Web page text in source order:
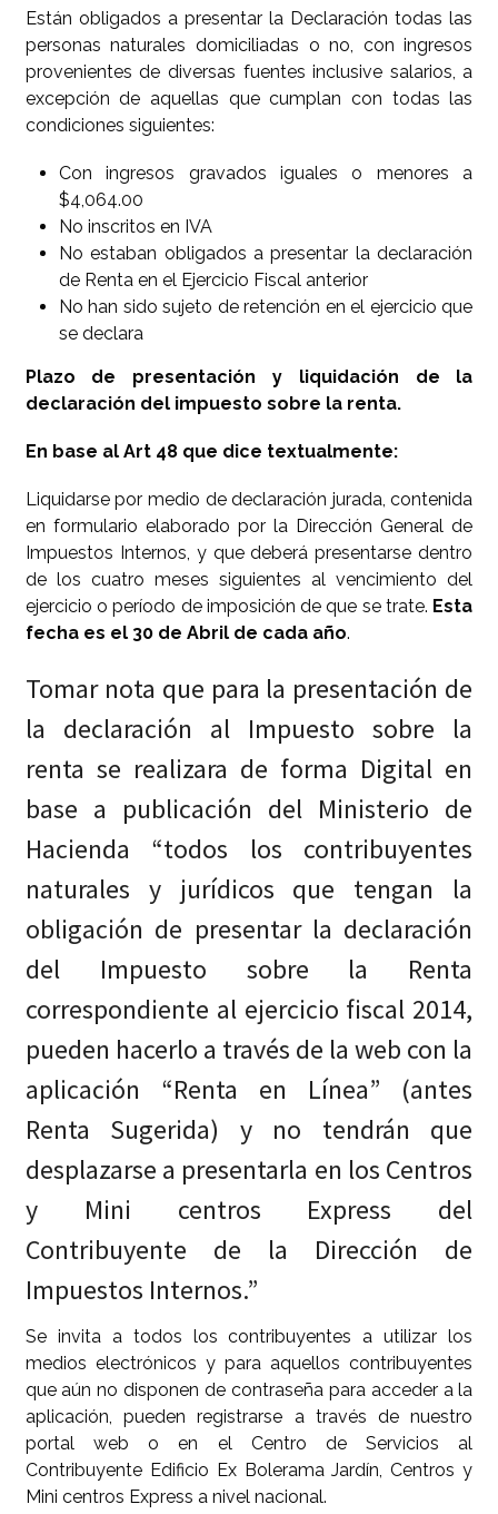
Están obligados a presentar la Declaración todas las
personas naturales domiciliadas o no, con ingresos
provenientes de diversas fuentes inclusive salarios, a
excepción de aquellas que cumplan con todas las
condiciones siguientes:
Con ingresos gravados iguales o menores a
$4,064.00
No inscritos en IVA
No estaban obligados a presentar la declaración
de Renta en el Ejercicio Fiscal anterior
No han sido sujeto de retención en el ejercicio que
se declara
Plazo de presentación y liquidación de la
declaración del impuesto sobre la renta.
En base al Art 48 que dice textualmente:
Liquidarse por medio de declaración jurada, contenida
en formulario elaborado por la Dirección General de
Impuestos Internos, y que deberá presentarse dentro
de los cuatro meses siguientes al vencimiento del
ejercicio o período de imposición de que se trate. Esta
fecha es el 30 de Abril de cada año.
Tomar nota que para la presentación de
la declaración al Impuesto sobre la
renta se realizara de forma Digital en
base a publicación del Ministerio de
Hacienda “todos los contribuyentes
naturales y jurídicos que tengan la
obligación de presentar la declaración
del Impuesto sobre la Renta
correspondiente al ejercicio fiscal 2014,
pueden hacerlo a través de la web con la
aplicación “Renta en Línea” (antes
Renta Sugerida) y no tendrán que
desplazarse a presentarla en los Centros
y Mini centros Express del
Contribuyente de la Dirección de
Impuestos Internos.”
Se invita a todos los contribuyentes a utilizar los
medios electrónicos y para aquellos contribuyentes
que aún no disponen de contraseña para acceder a la
aplicación, pueden registrarse a través de nuestro
portal web o en el Centro de Servicios al
Contribuyente Edificio Ex Bolerama Jardín, Centros y
Mini centros Express a nivel nacional.